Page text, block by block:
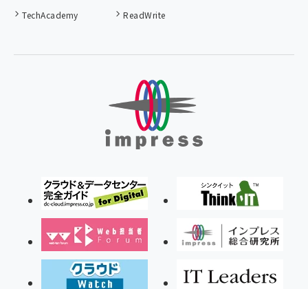
TechAcademy
ReadWrite